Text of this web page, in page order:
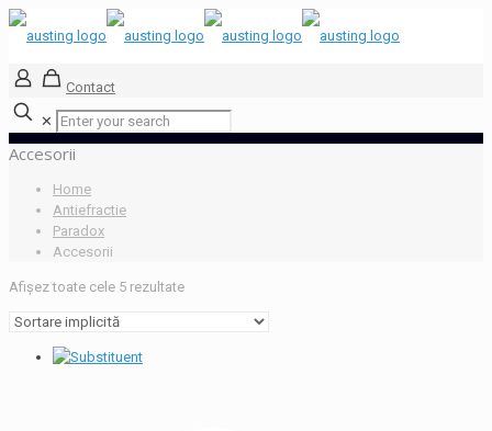
Contact
✕
Accesorii
Home
Antiefractie
Paradox
Accesorii
Afișez toate cele 5 rezultate